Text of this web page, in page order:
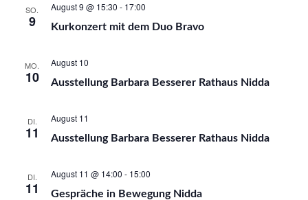
SO.
9 Kurkonzert mit dem Duo Bravo
August 9 @ 15:30 - 17:00
MO.
10 Ausstellung Barbara Besserer Rathaus Nidda
August 10
DI.
11 Ausstellung Barbara Besserer Rathaus Nidda
August 11
DI.
11 Gespräche in Bewegung Nidda
August 11 @ 14:00 - 15:00